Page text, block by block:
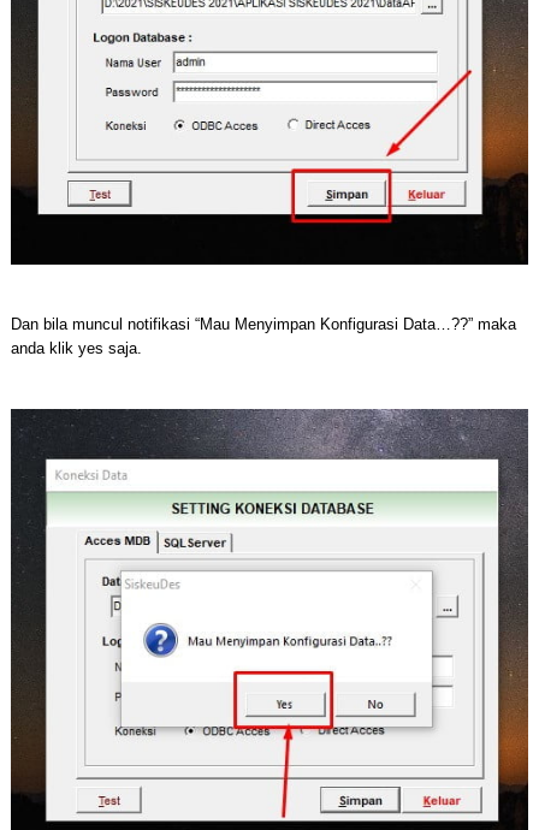
Dan bila muncul notifikasi “Mau Menyimpan Konfigurasi Data…??” maka
anda klik yes saja.